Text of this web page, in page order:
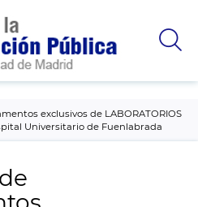
exclusivos de LABORATORIOS
Universitario de Fuenlabrada